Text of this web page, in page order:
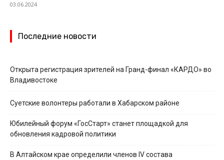
03.06.2024
Последние новости
Открыта регистрация зрителей на Гранд-финал «КАРДО» во
Владивостоке
Суетские волонтеры работали в Хабарском районе
Юбилейный форум «ГосСтарт» станет площадкой для
обновления кадровой политики
В Алтайском крае определили членов IV состава